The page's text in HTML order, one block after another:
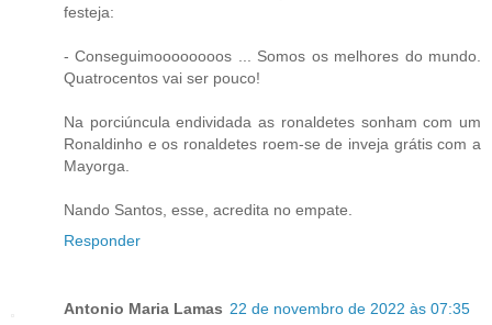
festeja:
- Conseguimoooooooos ... Somos os melhores do mundo.
Quatrocentos vai ser pouco!
Na porciúncula endividada as ronaldetes sonham com um
Ronaldinho e os ronaldetes roem-se de inveja grátis com a
Mayorga.
Nando Santos, esse, acredita no empate.
Responder
Antonio Maria Lamas 22 de novembro de 2022 às 07:35